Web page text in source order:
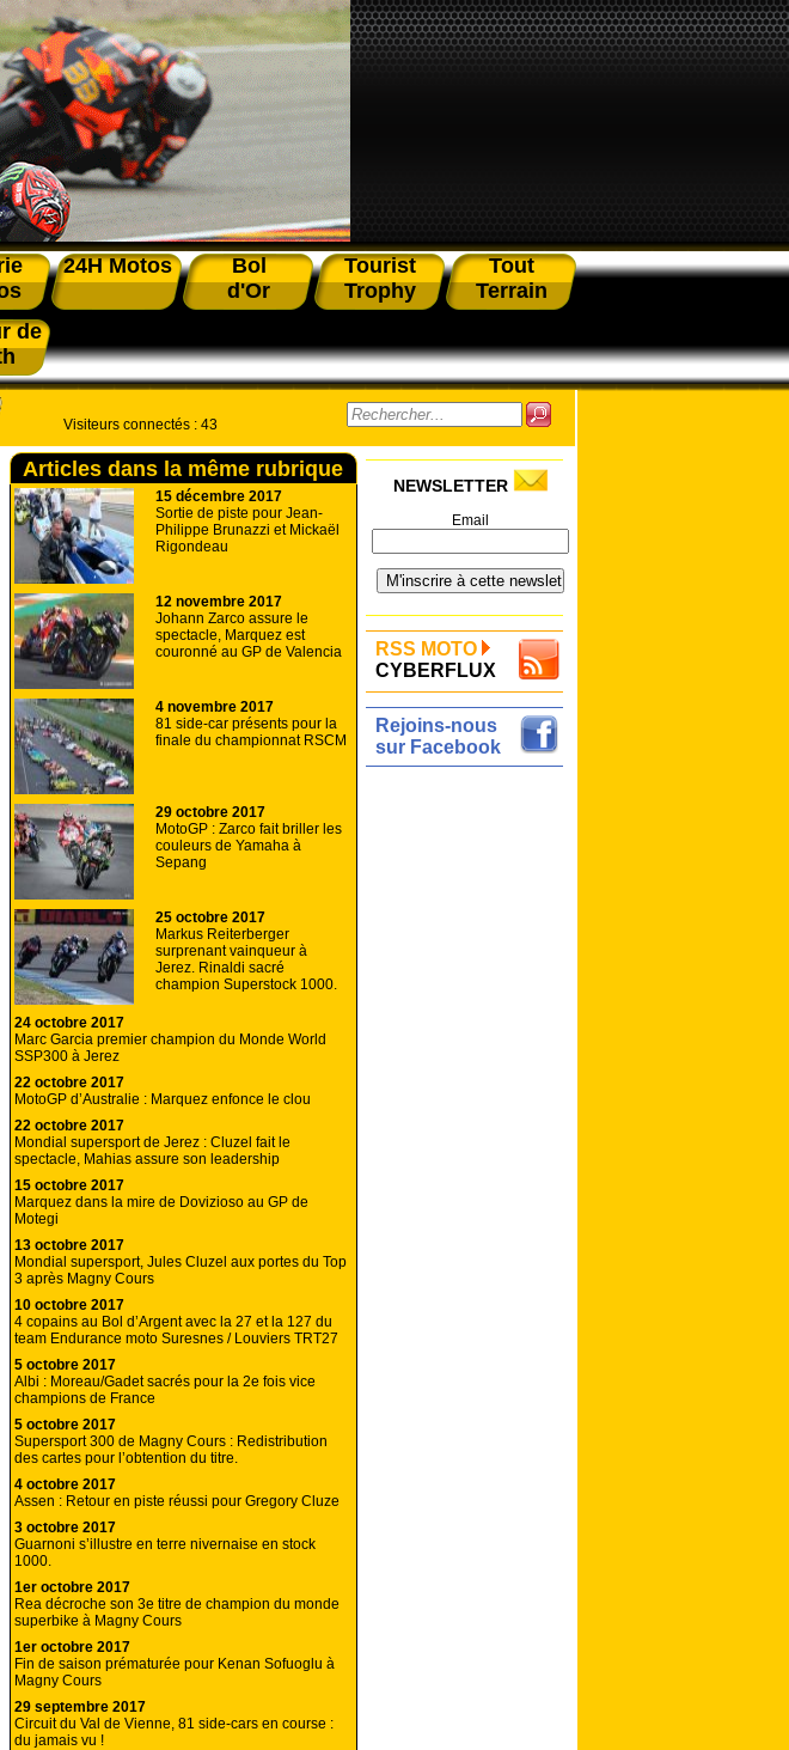
24H Motos
Bol
d'Or
Tourist
Trophy
Tout
Terrain
de
Visiteurs connectés : 43
Articles dans la même rubrique
15 décembre 2017
Sortie de piste pour Jean-
Philippe Brunazzi et Mickaël
Rigondeau
12 novembre 2017
Johann Zarco assure le
spectacle, Marquez est
couronné au GP de Valencia
4 novembre 2017
81 side-car présents pour la
finale du championnat RSCM
29 octobre 2017
MotoGP : Zarco fait briller les
couleurs de Yamaha à
Sepang
25 octobre 2017
Markus Reiterberger
surprenant vainqueur à
Jerez. Rinaldi sacré
champion Superstock 1000.
24 octobre 2017
Marc Garcia premier champion du Monde World
SSP300 à Jerez
22 octobre 2017
MotoGP d’Australie : Marquez enfonce le clou
22 octobre 2017
Mondial supersport de Jerez : Cluzel fait le
spectacle, Mahias assure son leadership
15 octobre 2017
Marquez dans la mire de Dovizioso au GP de
Motegi
13 octobre 2017
Mondial supersport, Jules Cluzel aux portes du Top
3 après Magny Cours
10 octobre 2017
4 copains au Bol d’Argent avec la 27 et la 127 du
team Endurance moto Suresnes / Louviers TRT27
5 octobre 2017
Albi : Moreau/Gadet sacrés pour la 2e fois vice
champions de France
5 octobre 2017
Supersport 300 de Magny Cours : Redistribution
des cartes pour l’obtention du titre.
4 octobre 2017
Assen : Retour en piste réussi pour Gregory Cluze
3 octobre 2017
Guarnoni s’illustre en terre nivernaise en stock
1000.
1er octobre 2017
Rea décroche son 3e titre de champion du monde
superbike à Magny Cours
1er octobre 2017
Fin de saison prématurée pour Kenan Sofuoglu à
Magny Cours
29 septembre 2017
Circuit du Val de Vienne, 81 side-cars en course :
du jamais vu !
NEWSLETTER
Email
RSS MOTO
CYBERFLUX
Rejoins-nous
sur Facebook